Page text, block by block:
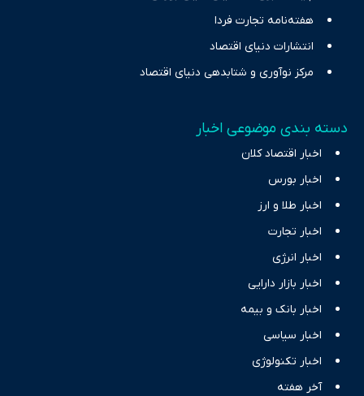
هفته‌نامه تجارت فردا
انتشارات دنیای اقتصاد
مرکز نوآوری و شتابدهی دنیای اقتصاد
دسته بندی موضوعی اخبار
اخبار اقتصاد کلان
اخبار بورس
اخبار طلا و ارز
اخبار تجارت
اخبار انرژی
اخبار بازار دارایی
اخبار بانک و بیمه
اخبار سیاسی
اخبار تکنولوژی
آخر هفته